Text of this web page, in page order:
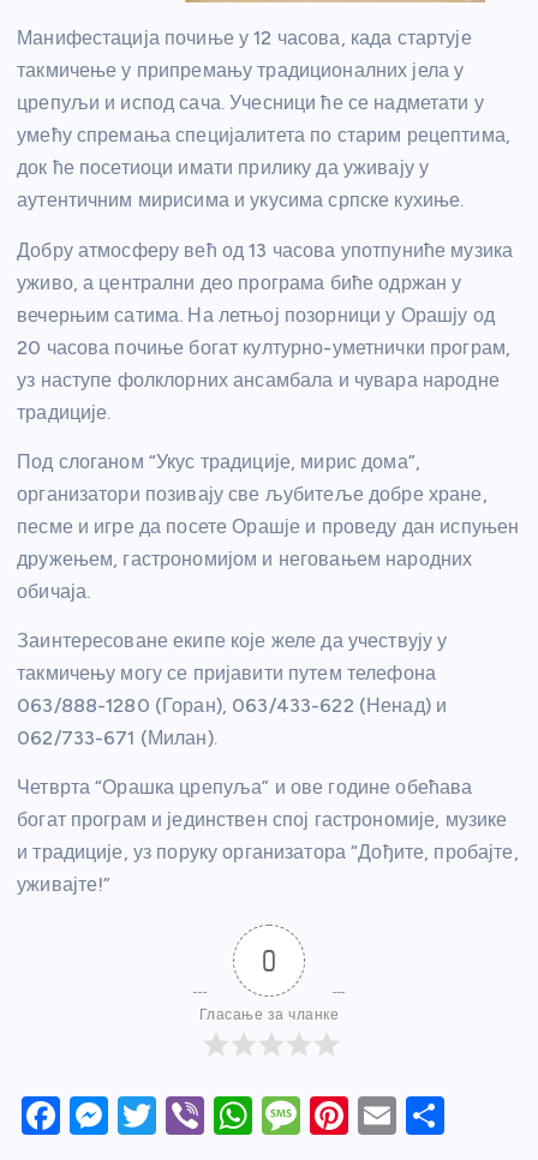
Манифестација почиње у 12 часова, када стартује
такмичење у припремању традиционалних јела у
црепуљи и испод сача. Учесници ће се надметати у
умећу спремања специјалитета по старим рецептима,
док ће посетиоци имати прилику да уживају у
аутентичним мирисима и укусима српске кухиње.
Добру атмосферу већ од 13 часова употпуниће музика
уживо, а централни део програма биће одржан у
вечерњим сатима. На летњој позорници у Орашју од
20 часова почиње богат културно-уметнички програм,
уз наступе фолклорних ансамбала и чувара народне
традиције.
Под слоганом “Укус традиције, мирис дома”,
организатори позивају све љубитеље добре хране,
песме и игре да посете Орашје и проведу дан испуњен
дружењем, гастрономијом и неговањем народних
обичаја.
Заинтересоване екипе које желе да учествују у
такмичењу могу се пријавити путем телефона
063/888-1280 (Горан), 063/433-622 (Ненад) и
062/733-671 (Милан).
Четврта “Орашка црепуља” и ове године обећава
богат програм и јединствен спој гастрономије, музике
и традиције, уз поруку организатора “Дођите, пробајте,
уживајте!”
0
Гласање за чланке
F
M T
Vi W M Pi E